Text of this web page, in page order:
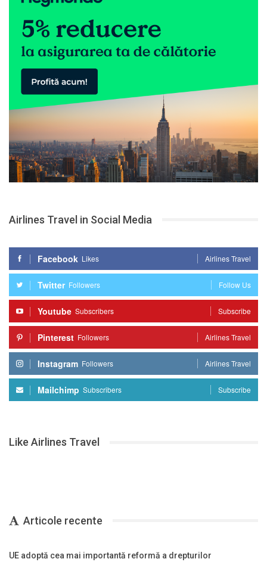
Airlines Travel in Social Media
Facebook Likes Airlines Travel
Twitter Followers Follow Us
Youtube Subscribers Subscribe
Pinterest Followers Airlines Travel
Instagram Followers Airlines Travel
Mailchimp Subscribers Subscribe
Like Airlines Travel
Articole recente
UE adoptă cea mai importantă reformă a drepturilor